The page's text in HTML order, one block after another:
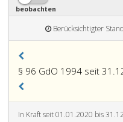
beobachten
Berücksichtigter
§ 96 GdO 1994 seit
In Kraft seit 01.01.2020 bis